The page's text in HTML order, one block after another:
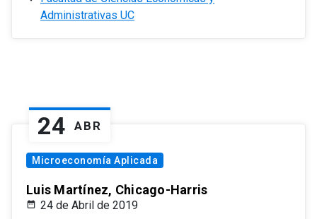
Administrativas UC
24 ABR
Microeconomía Aplicada
Luis Martínez, Chicago-Harris
24 de Abril de 2019